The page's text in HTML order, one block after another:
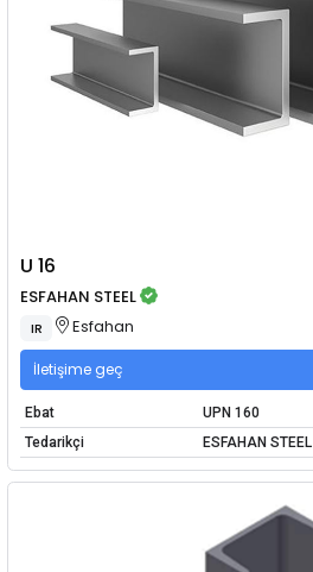
U 16
ESFAHAN STEEL
IR Esfahan
İletişime geç
Ebat
UPN 160
Tedarikçi
ESFAHAN STEEL